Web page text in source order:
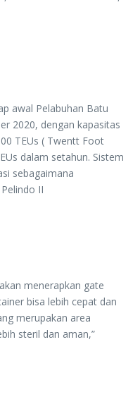
awal Pelabuhan Batu
2020, dengan kapasitas
TEUs ( Twentt Foot
dalam setahun. Sistem
sebagaimana
II
menerapkan gate
bisa lebih cepat dan
merupakan area
steril dan aman,”